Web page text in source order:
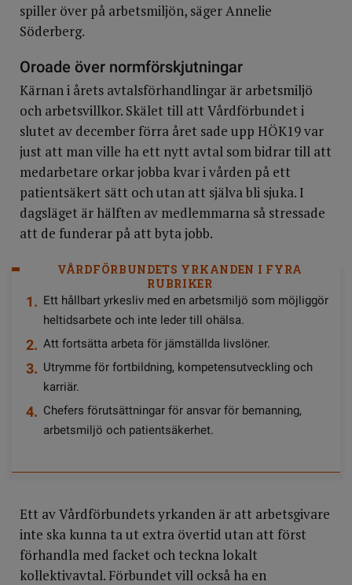
spiller över på arbetsmiljön, säger Annelie
Söderberg.
Oroade över normförskjutningar
Kärnan i årets avtalsförhandlingar är arbetsmiljö
och arbetsvillkor. Skälet till att Vårdförbundet i
slutet av december förra året sade upp HÖK19 var
just att man ville ha ett nytt avtal som bidrar till att
medarbetare orkar jobba kvar i vården på ett
patientsäkert sätt och utan att själva bli sjuka. I
dagsläget är hälften av medlemmarna så stressade
att de funderar på att byta jobb.
VÅRDFÖRBUNDETS YRKANDEN I FYRA
RUBRIKER
Ett hållbart yrkesliv med en arbetsmiljö som möjliggör
heltidsarbete och inte leder till ohälsa.
Att fortsätta arbeta för jämställda livslöner.
Utrymme för fortbildning, kompetensutveckling och
karriär.
Chefers förutsättningar för ansvar för bemanning,
arbetsmiljö och patientsäkerhet.
Ett av Vårdförbundets yrkanden är att arbetsgivare
inte ska kunna ta ut extra övertid utan att först
förhandla med facket och teckna lokalt
kollektivavtal. Förbundet vill också ha en